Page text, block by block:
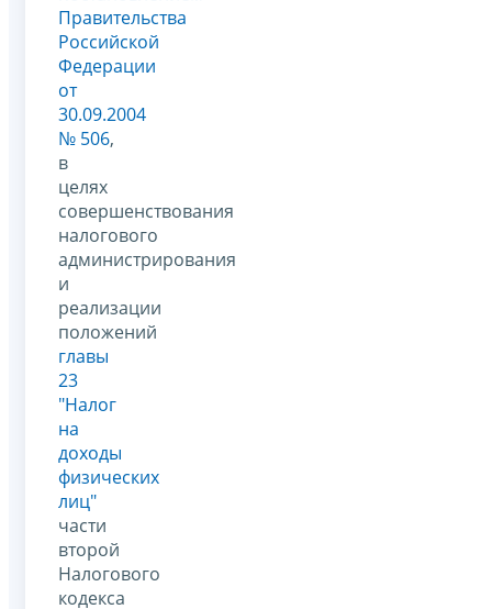
Правительства
Российской
Федерации
от
30.09.2004
№ 506,
в
целях
совершенствования
налогового
администрирования
и
реализации
положений
главы
23
"Налог
на
доходы
физических
лиц"
части
второй
Налогового
кодекса